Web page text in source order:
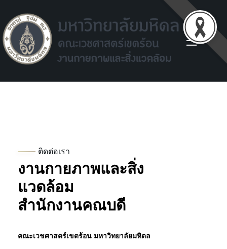
ติดต่อเรา
งานกายภาพและสิ่ง
แวดล้อม
สำนักงานคณบดี
คณะเวชศาสตร์เขตร้อน มหาวิทยาลัยมหิดล